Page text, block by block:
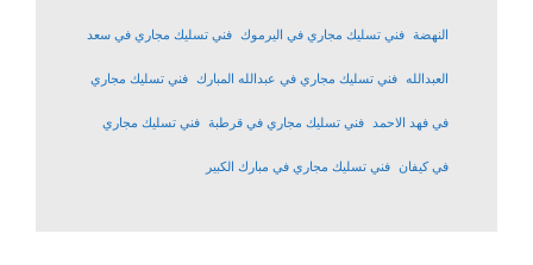
النهضة فني تسليك مجاري في اليرموك فني تسليك مجاري في سعد
العبدالله فني تسليك مجاري في عبدالله المبارك فني تسليك مجاري
في فهد الاحمد فني تسليك مجاري في قرطبة فني تسليك مجاري
في كيفان فني تسليك مجاري في مبارك الكبير